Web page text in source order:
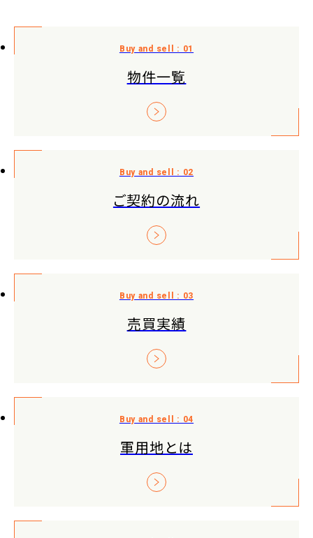
物件一覧
ご契約の流れ
売買実績
軍用地とは